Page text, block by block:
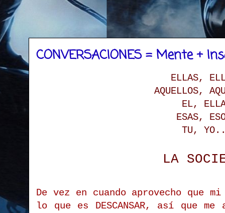
CONVERSACIONES = Mente +
ELLAS,
AQUELLOS,
EL,
ESAS,
TU,
LA
De vez en cuando aprovecho que mi
lo que es DESCANSAR, así que